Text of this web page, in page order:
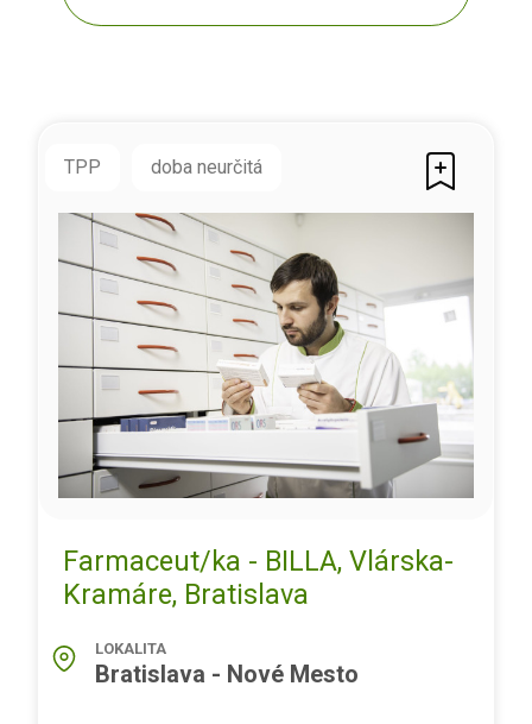
TPP doba neurčitá
Farmaceut/ka - BILLA, Vlárska-
Kramáre, Bratislava
LOKALITA
Bratislava - Nové Mesto